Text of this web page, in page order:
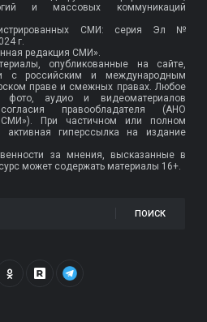
и массовых коммуникаций
СМИ: серия Эл №
г.
редакция СМИ».
опубликованные на сайте,
с российским и международным
праве и смежных правах. Любое
фото, аудио и видеоматериалов
правообладателя (АНО
СМИ»). При частичном или полном
активная гиперссылка на издание
за мнения, высказанные в
может содержать материалы 16+.
ПОИСК